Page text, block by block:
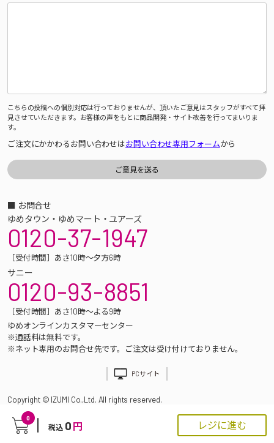
0
税込 0 円 レジに進む
こちらの投稿への個別対応は行っておりませんが、頂いたご意見はスタッフがすべて拝
見させていただきます。お客様の声をもとに商品開発・サイト改善を行ってまいりま
す。
ご注文にかかわるお問い合わせはお問い合わせ専用フォームから
■ お問合せ
ゆめタウン・ゆめマート・ユアーズ
0120-37-1947
［受付時間］あさ10時～夕方6時
サニー
0120-93-8851
［受付時間］あさ10時～よる9時
ゆめオンラインカスタマーセンター
※通話料は無料です。
※ネット専用のお問合せ先です。ご注文は受け付けておりません。
PCサイト
Copyright © IZUMI Co.,Ltd. All rights reserved.